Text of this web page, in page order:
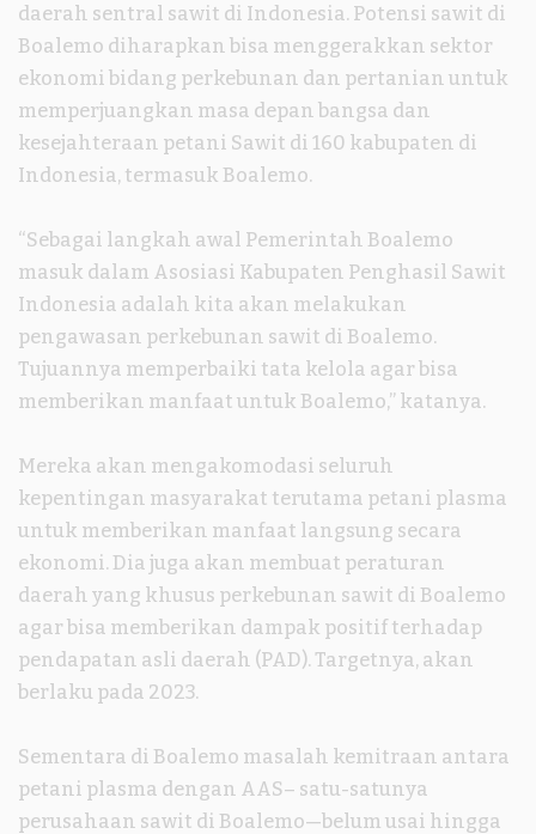
daerah sentral sawit di Indonesia. Potensi sawit di
Boalemo diharapkan bisa menggerakkan sektor
ekonomi bidang perkebunan dan pertanian untuk
memperjuangkan masa depan bangsa dan
kesejahteraan petani Sawit di 160 kabupaten di
Indonesia, termasuk Boalemo.
“Sebagai langkah awal Pemerintah Boalemo
masuk dalam Asosiasi Kabupaten Penghasil Sawit
Indonesia adalah kita akan melakukan
pengawasan perkebunan sawit di Boalemo.
Tujuannya memperbaiki tata kelola agar bisa
memberikan manfaat untuk Boalemo,” katanya.
Mereka akan mengakomodasi seluruh
kepentingan masyarakat terutama petani plasma
untuk memberikan manfaat langsung secara
ekonomi. Dia juga akan membuat peraturan
daerah yang khusus perkebunan sawit di Boalemo
agar bisa memberikan dampak positif terhadap
pendapatan asli daerah (PAD). Targetnya, akan
berlaku pada 2023.
Sementara di Boalemo masalah kemitraan antara
petani plasma dengan AAS– satu-satunya
perusahaan sawit di Boalemo—belum usai hingga